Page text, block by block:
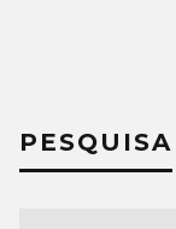
PESQUISA